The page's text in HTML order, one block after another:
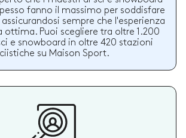
fanno il massimo per soddisfare
sempre che l'esperienza
ottima. Puoi scegliere tra oltre 1.200
e snowboard in oltre 420 stazioni
su Maison Sport.